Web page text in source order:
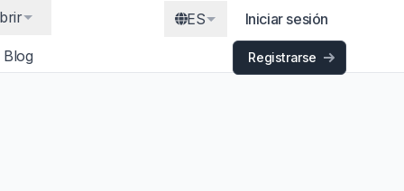
Blog
ES Iniciar sesión
Registrarse